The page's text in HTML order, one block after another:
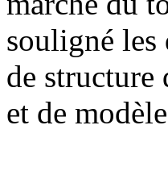
souligné les
de
et de